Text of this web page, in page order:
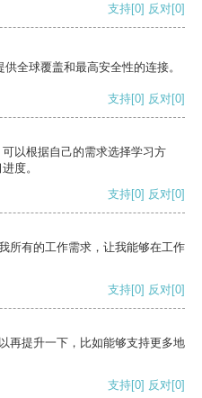
支持[0] 反对[0]
全球覆盖和最高安全性的连接。
支持[0] 反对[0]
以根据自己的需求选择学习方
度。
支持[0] 反对[0]
所有的工作需求，让我能够在工作
支持[0] 反对[0]
再提升一下，比如能够支持更多地
支持[0] 反对[0]